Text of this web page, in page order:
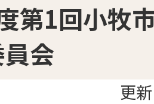
第1回小牧
会
更